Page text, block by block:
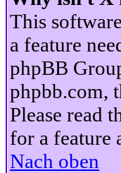
This
a feature
phpBB
phpbb.com,
Please read
for a feature
Nach oben